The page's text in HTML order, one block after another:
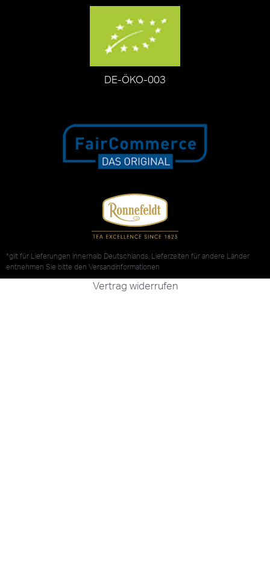
DE-ÖKO-003
*gilt für Lieferungen innerhalb Deutschlands, Lieferzeiten für andere Länder
entnehmen Sie bitte den Versandinformationen
Vertrag widerrufen